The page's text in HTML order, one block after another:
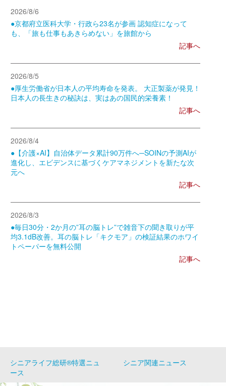
2026/8/6
●京都府立医科大学・行政ら23名が参画 認知症になって
も、「旅も仕事もあきらめない」を旅館から
記事へ
2026/8/5
●厚生労働省が日本人の平均寿命を発表。 大正製薬が発見！
日本人の長生きの秘訣は、実はあの国民的栄養素！
記事へ
2026/8/4
●【介護×AI】自治体データ累計90万件へ─SOINの予測AIが
進化し、エビデンスに基づくケアマネジメントを新たな次
元へ
記事へ
2026/8/3
●毎日30分・2か月の”耳の脳トレ”で雑音下の聞き取りが平
均3.1dB改善。耳の脳トレ「キクモア」の検証結果のホワイ
トペーパーを無料公開
記事へ
シニアライフ総研®特選ニュ
ース
シニア関連ニュース